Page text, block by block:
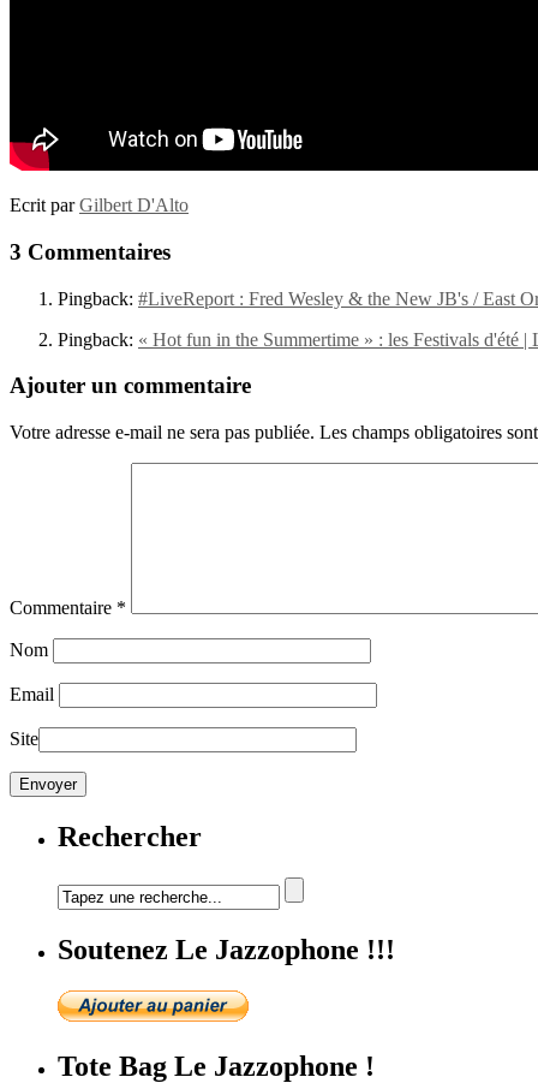
Ecrit parGilbert D'Alto
3 Commentaires
Pingback: #LiveReport : Fred Wesley & the New JB's / East
Pingback: « Hot fun in the Summertime » : les Festivals d'été |
Ajouter un commentaire
Votre adresse e-mail ne sera pas publiée. Les champs obligatoires
Commentaire *
Nom
Email
Site
Rechercher
Soutenez Le Jazzophone !!!
Tote Bag Le Jazzophone !